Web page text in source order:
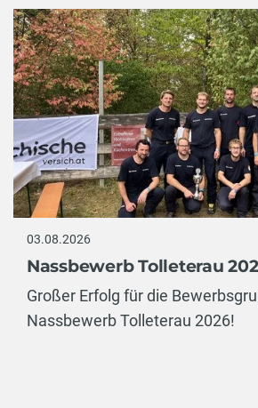
03.08.2026
Nassbewerb Tolleterau
Großer Erfolg für die
Nassbewerb Tolleterau 2026!